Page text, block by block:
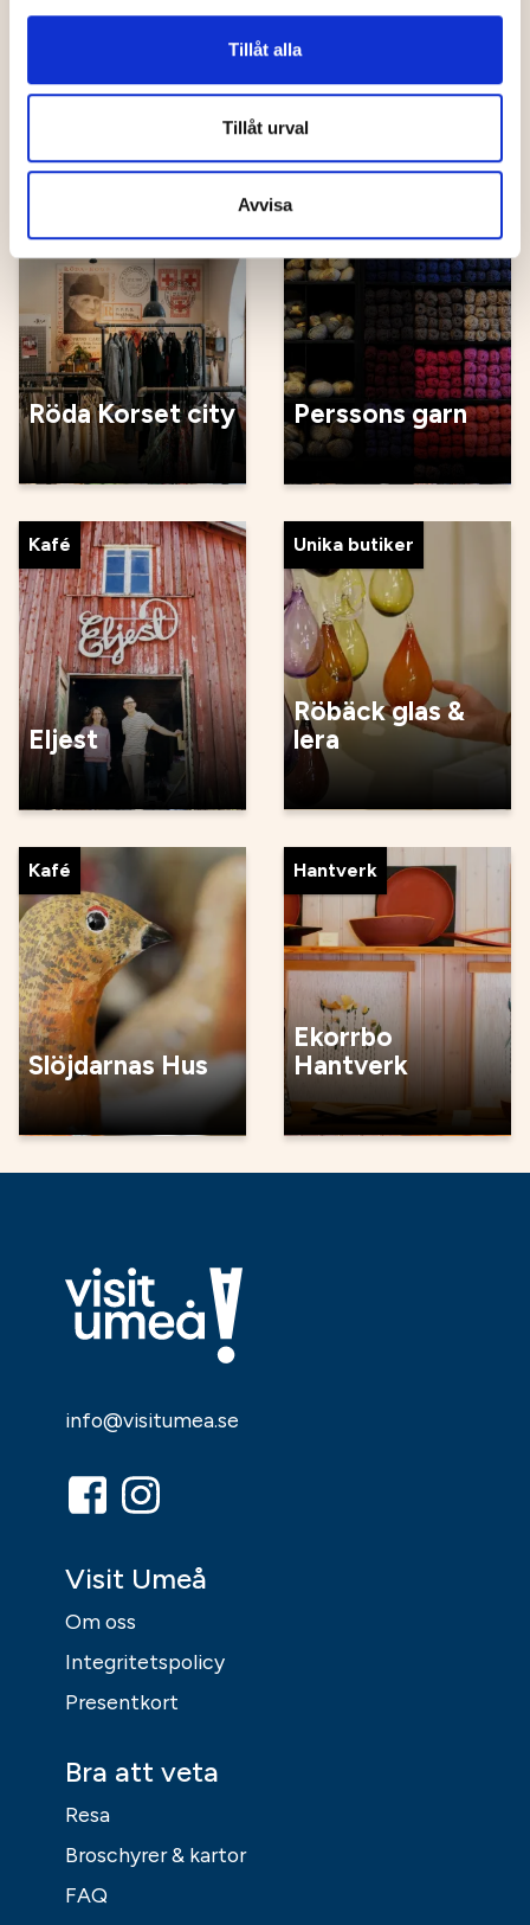
Tillåt alla
Tillåt urval
Avvisa
Möbelsnickeri
Hemslöjden
Röda Korset city Perssons garn
Kafé
Eljest
Unika butiker
Röbäck glas &
lera
Kafé
Slöjdarnas Hus
Hantverk
Ekorrbo
Hantverk
info@visitumea.se
Visit Umeå
Om oss
Integritetspolicy
Presentkort
Bra att veta
Resa
Broschyrer & kartor
FAQ